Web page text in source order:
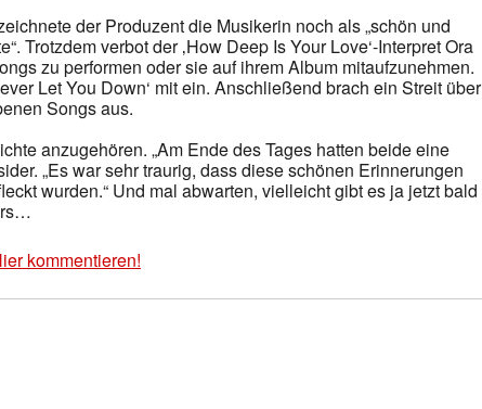
der Produzent die Musikerin noch als „schön und
Trotzdem verbot der ‚How Deep Is Your Love‘-Interpret Ora
zu performen oder sie auf ihrem Album mitaufzunehmen.
Let You Down‘ mit ein. Anschließend brach ein Streit über
Songs aus.
anzugehören. „Am Ende des Tages hatten beide eine
„Es war sehr traurig, dass diese schönen Erinnerungen
wurden.“ Und mal abwarten, vielleicht gibt es ja jetzt bald
kommentieren!